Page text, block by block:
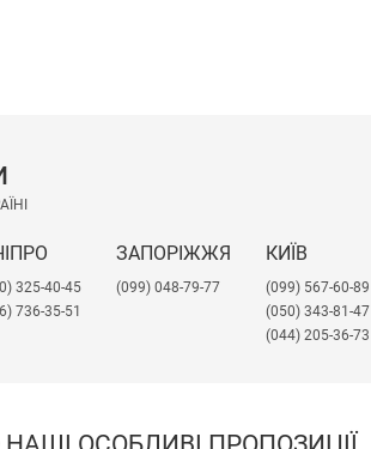
325-40-45
736-35-51
ЗАПОРІЖЖЯ
(099) 048-79-77
КИЇВ
(099) 567-60-89
(050) 343-81-47
(044) 205-36-73